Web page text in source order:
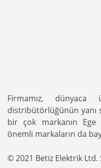
Firmamız,
distribütörlüğünün yanı
bir çok markanın Ege
önemli markaların da
© 2021 Betiz Elektrik Ltd.